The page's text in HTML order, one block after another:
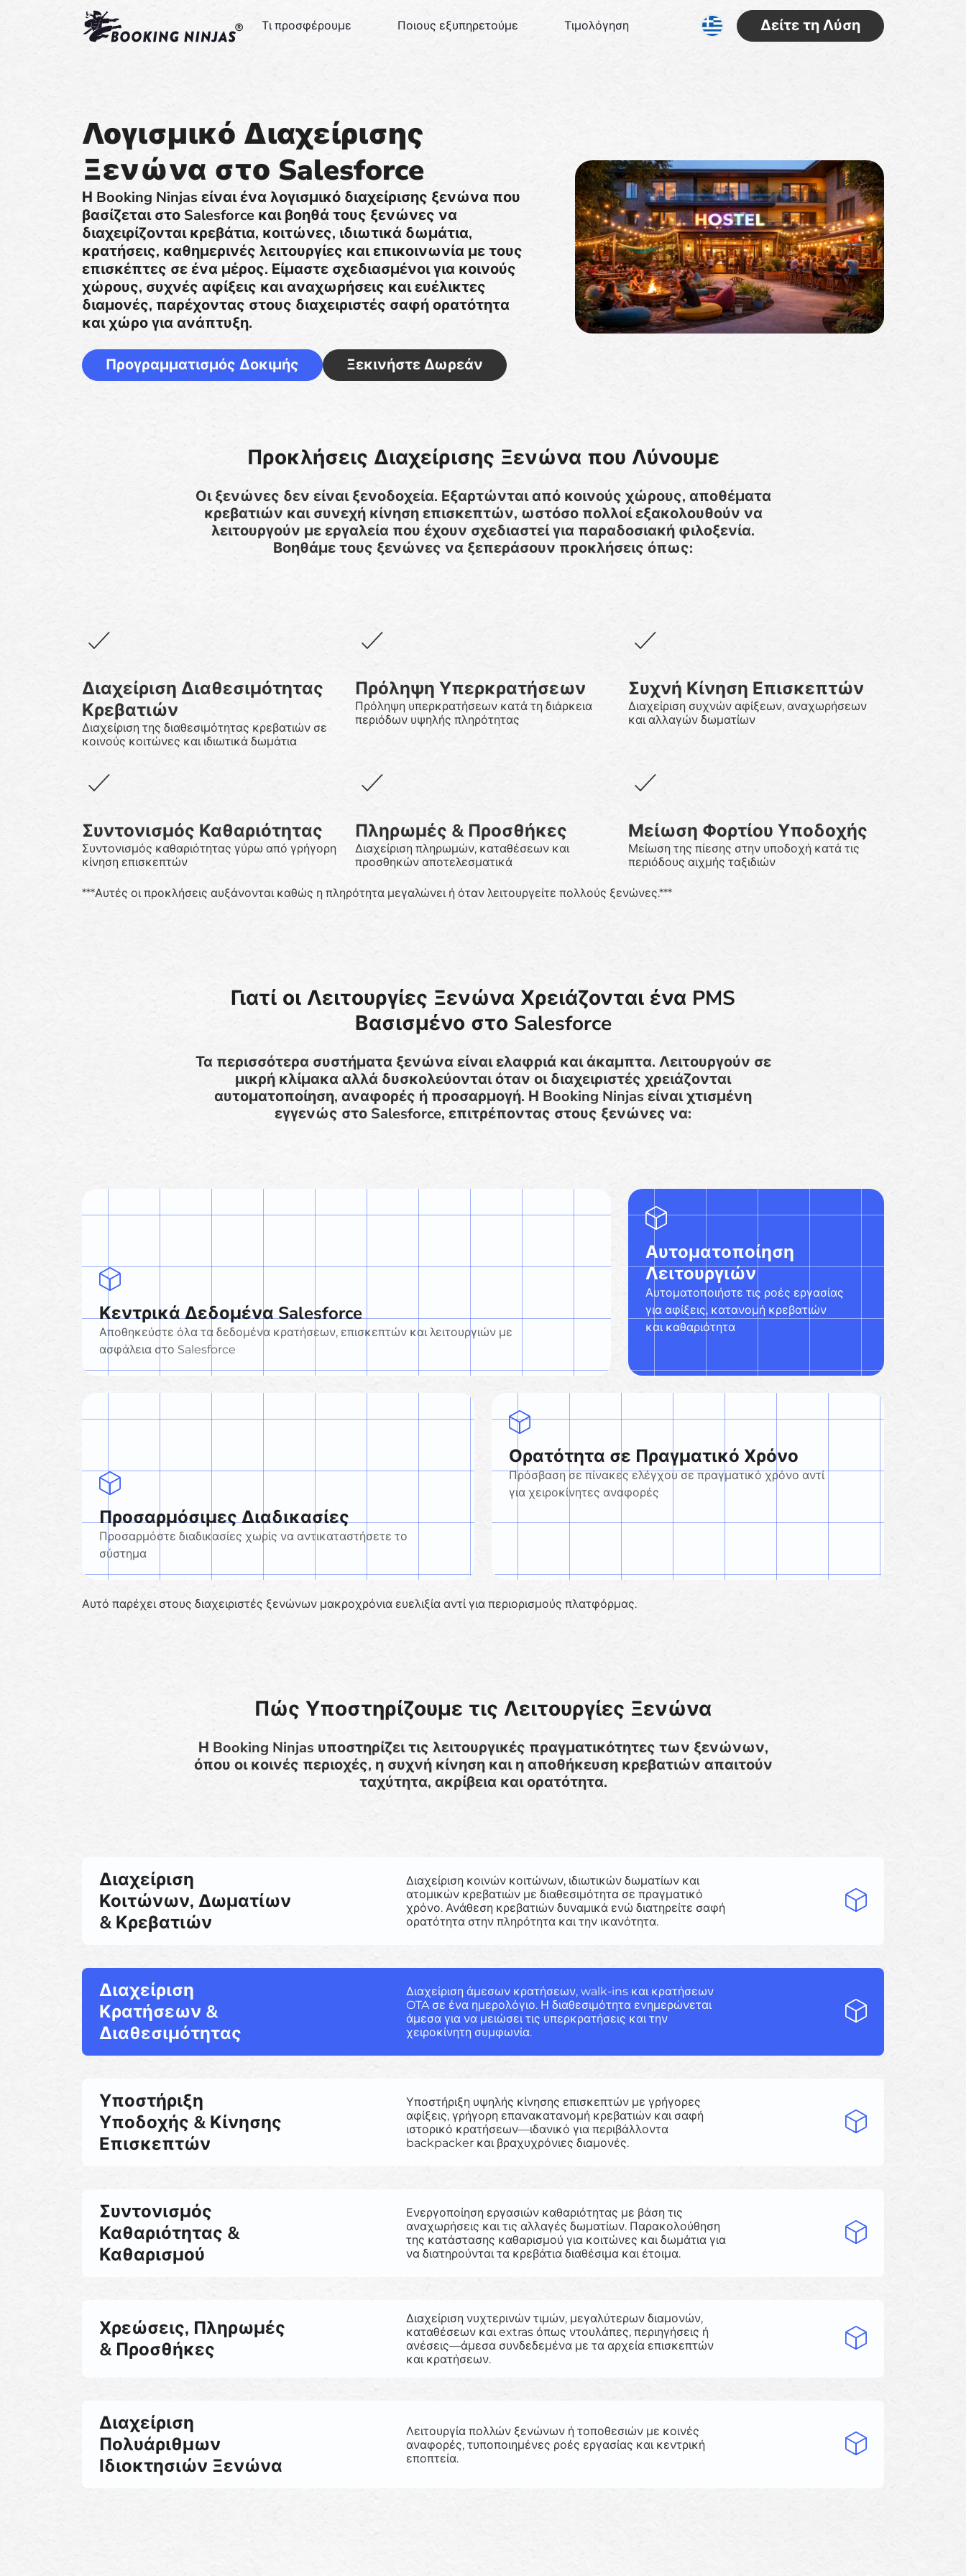
Δείτε τη Λύση
Τι προσφέρουμε Ποιους εξυπηρετούμε Τιμολόγηση
Λογισμικό Διαχείρισης
Ξενώνα στο Salesforce
Η Booking Ninjas είναι ένα λογισμικό διαχείρισης ξενώνα που
βασίζεται στο Salesforce και βοηθά τους ξενώνες να
διαχειρίζονται κρεβάτια, κοιτώνες, ιδιωτικά δωμάτια,
κρατήσεις, καθημερινές λειτουργίες και επικοινωνία με τους
επισκέπτες σε ένα μέρος. Είμαστε σχεδιασμένοι για κοινούς
χώρους, συχνές αφίξεις και αναχωρήσεις και ευέλικτες
διαμονές, παρέχοντας στους διαχειριστές σαφή ορατότητα
και χώρο για ανάπτυξη.
Προγραμματισμός Δοκιμής Ξεκινήστε Δωρεάν
Προκλήσεις Διαχείρισης Ξενώνα που Λύνουμε
Οι ξενώνες δεν είναι ξενοδοχεία. Εξαρτώνται από κοινούς χώρους, αποθέματα
κρεβατιών και συνεχή κίνηση επισκεπτών, ωστόσο πολλοί εξακολουθούν να
λειτουργούν με εργαλεία που έχουν σχεδιαστεί για παραδοσιακή φιλοξενία.
Βοηθάμε τους ξενώνες να ξεπεράσουν προκλήσεις όπως:
Διαχείριση Διαθεσιμότητας
Κρεβατιών
Διαχείριση της διαθεσιμότητας κρεβατιών σε
κοινούς κοιτώνες και ιδιωτικά δωμάτια
Πρόληψη Υπερκρατήσεων
Πρόληψη υπερκρατήσεων κατά τη διάρκεια
περιόδων υψηλής πληρότητας
Συχνή Κίνηση Επισκεπτών
Διαχείριση συχνών αφίξεων, αναχωρήσεων
και αλλαγών δωματίων
Συντονισμός Καθαριότητας
Συντονισμός καθαριότητας γύρω από γρήγορη
κίνηση επισκεπτών
Πληρωμές & Προσθήκες
Διαχείριση πληρωμών, καταθέσεων και
προσθηκών αποτελεσματικά
Μείωση Φορτίου Υποδοχής
Μείωση της πίεσης στην υποδοχή κατά τις
περιόδους αιχμής ταξιδιών
***Αυτές οι προκλήσεις αυξάνονται καθώς η πληρότητα μεγαλώνει ή όταν λειτουργείτε πολλούς ξενώνες.***
Γιατί οι Λειτουργίες Ξενώνα Χρειάζονται ένα PMS
Βασισμένο στο Salesforce
Τα περισσότερα συστήματα ξενώνα είναι ελαφριά και άκαμπτα. Λειτουργούν σε
μικρή κλίμακα αλλά δυσκολεύονται όταν οι διαχειριστές χρειάζονται
αυτοματοποίηση, αναφορές ή προσαρμογή. Η Booking Ninjas είναι χτισμένη
εγγενώς στο Salesforce, επιτρέποντας στους ξενώνες να:
Κεντρικά Δεδομένα Salesforce
Αποθηκεύστε όλα τα δεδομένα κρατήσεων, επισκεπτών και λειτουργιών με
ασφάλεια στο Salesforce
Αυτοματοποίηση
Λειτουργιών
Αυτοματοποιήστε τις ροές εργασίας
για αφίξεις, κατανομή κρεβατιών
και καθαριότητα
Προσαρμόσιμες Διαδικασίες
Προσαρμόστε διαδικασίες χωρίς να αντικαταστήσετε το
σύστημα
Ορατότητα σε Πραγματικό Χρόνο
Πρόσβαση σε πίνακες ελέγχου σε πραγματικό χρόνο αντί
για χειροκίνητες αναφορές
Αυτό παρέχει στους διαχειριστές ξενώνων μακροχρόνια ευελιξία αντί για περιορισμούς πλατφόρμας.
Πώς Υποστηρίζουμε τις Λειτουργίες Ξενώνα
Η Booking Ninjas υποστηρίζει τις λειτουργικές πραγματικότητες των ξενώνων,
όπου οι κοινές περιοχές, η συχνή κίνηση και η αποθήκευση κρεβατιών απαιτούν
ταχύτητα, ακρίβεια και ορατότητα.
Διαχείριση
Κοιτώνων, Δωματίων
& Κρεβατιών
Διαχείριση κοινών κοιτώνων, ιδιωτικών δωματίων και
ατομικών κρεβατιών με διαθεσιμότητα σε πραγματικό
χρόνο. Ανάθεση κρεβατιών δυναμικά ενώ διατηρείτε σαφή
ορατότητα στην πληρότητα και την ικανότητα.
Διαχείριση
Κρατήσεων &
Διαθεσιμότητας
Διαχείριση άμεσων κρατήσεων, walk-ins και κρατήσεων
OTA σε ένα ημερολόγιο. Η διαθεσιμότητα ενημερώνεται
άμεσα για να μειώσει τις υπερκρατήσεις και την
χειροκίνητη συμφωνία.
Υποστήριξη
Υποδοχής & Κίνησης
Επισκεπτών
Υποστήριξη υψηλής κίνησης επισκεπτών με γρήγορες
αφίξεις, γρήγορη επανακατανομή κρεβατιών και σαφή
ιστορικό κρατήσεων—ιδανικό για περιβάλλοντα
backpacker και βραχυχρόνιες διαμονές.
Συντονισμός
Καθαριότητας &
Καθαρισμού
Ενεργοποίηση εργασιών καθαριότητας με βάση τις
αναχωρήσεις και τις αλλαγές δωματίων. Παρακολούθηση
της κατάστασης καθαρισμού για κοιτώνες και δωμάτια για
να διατηρούνται τα κρεβάτια διαθέσιμα και έτοιμα.
Χρεώσεις, Πληρωμές
& Προσθήκες
Διαχείριση νυχτερινών τιμών, μεγαλύτερων διαμονών,
καταθέσεων και extras όπως ντουλάπες, περιηγήσεις ή
ανέσεις—άμεσα συνδεδεμένα με τα αρχεία επισκεπτών
και κρατήσεων.
Διαχείριση
Πολυάριθμων
Ιδιοκτησιών Ξενώνα
Λειτουργία πολλών ξενώνων ή τοποθεσιών με κοινές
αναφορές, τυποποιημένες ροές εργασίας και κεντρική
εποπτεία.